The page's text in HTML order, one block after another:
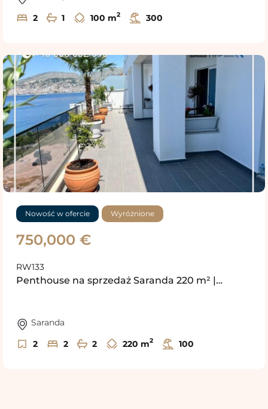
2
1 100 m2 300
Nowość w ofercie Wyróżnione
750,000 €
RW133
Penthouse na sprzedaż Saranda 220 m² |…
Saranda
2
2 2 220 m2 100